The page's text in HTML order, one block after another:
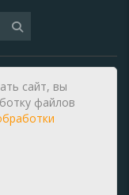
кабели,
. Данный сайт носит
и ни при каких
определяемой
Российской
сайт, вы
файлов